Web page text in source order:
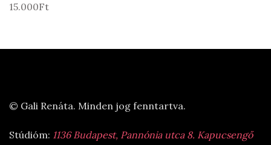
15.000Ft
© Gali Renáta. Minden jog fenntartva.
Stúdióm: 1136 Budapest, Pannónia utca 8. Kapucsengő